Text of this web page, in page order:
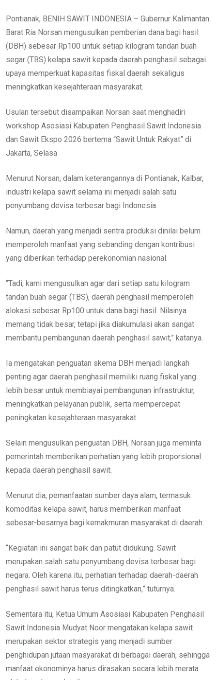
Pontianak, BENIH SAWIT INDONESIA – Gubernur Kalimantan
Barat Ria Norsan mengusulkan pemberian dana bagi hasil
(DBH) sebesar Rp100 untuk setiap kilogram tandan buah
segar (TBS) kelapa sawit kepada daerah penghasil sebagai
upaya memperkuat kapasitas fiskal daerah sekaligus
meningkatkan kesejahteraan masyarakat.
Usulan tersebut disampaikan Norsan saat menghadiri
workshop Asosiasi Kabupaten Penghasil Sawit Indonesia
dan Sawit Ekspo 2026 bertema “Sawit Untuk Rakyat” di
Jakarta, Selasa
Menurut Norsan, dalam keterangannya di Pontianak, Kalbar,
industri kelapa sawit selama ini menjadi salah satu
penyumbang devisa terbesar bagi Indonesia.
Namun, daerah yang menjadi sentra produksi dinilai belum
memperoleh manfaat yang sebanding dengan kontribusi
yang diberikan terhadap perekonomian nasional.
“Tadi, kami mengusulkan agar dari setiap satu kilogram
tandan buah segar (TBS), daerah penghasil memperoleh
alokasi sebesar Rp100 untuk dana bagi hasil. Nilainya
memang tidak besar, tetapi jika diakumulasi akan sangat
membantu pembangunan daerah penghasil sawit,” katanya.
Ia mengatakan penguatan skema DBH menjadi langkah
penting agar daerah penghasil memiliki ruang fiskal yang
lebih besar untuk membiayai pembangunan infrastruktur,
meningkatkan pelayanan publik, serta mempercepat
peningkatan kesejahteraan masyarakat.
Selain mengusulkan penguatan DBH, Norsan juga meminta
pemerintah memberikan perhatian yang lebih proporsional
kepada daerah penghasil sawit.
Menurut dia, pemanfaatan sumber daya alam, termasuk
komoditas kelapa sawit, harus memberikan manfaat
sebesar-besarnya bagi kemakmuran masyarakat di daerah.
“Kegiatan ini sangat baik dan patut didukung. Sawit
merupakan salah satu penyumbang devisa terbesar bagi
negara. Oleh karena itu, perhatian terhadap daerah-daerah
penghasil sawit harus terus ditingkatkan,” tuturnya.
Sementara itu, Ketua Umum Asosiasi Kabupaten Penghasil
Sawit Indonesia Mudyat Noor mengatakan kelapa sawit
merupakan sektor strategis yang menjadi sumber
penghidupan jutaan masyarakat di berbagai daerah, sehingga
manfaat ekonominya harus dirasakan secara lebih merata